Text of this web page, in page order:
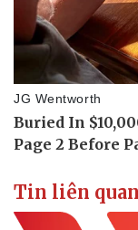
Thông tin doanh
Doanh nghiệp 24h
Doanh nhân
Vì cộng đồng
Tin liên quan